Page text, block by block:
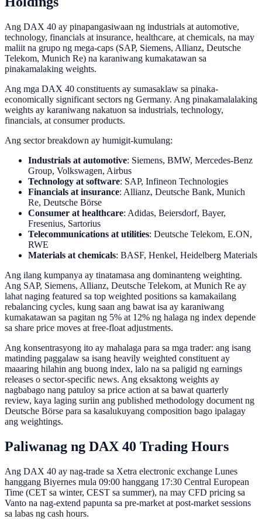
Ang DAX 40 ay pinapangasiwaan ng industrials at automotive,
technology, financials at insurance, healthcare, at chemicals, na may
maliit na grupo ng mega-caps (SAP, Siemens, Allianz, Deutsche
Telekom, Munich Re) na karaniwang kumakatawan sa
pinakamalaking weights.
Ang mga DAX 40 constituents ay sumasaklaw sa pinaka-
economically significant sectors ng Germany. Ang pinakamalalaking
weights ay karaniwang nakatuon sa industrials, technology,
financials, at consumer products.
Ang sector breakdown ay humigit-kumulang:
Industrials at automotive: Siemens, BMW, Mercedes-Benz
Group, Volkswagen, Airbus
Technology at software: SAP, Infineon Technologies
Financials at insurance: Allianz, Deutsche Bank, Munich
Re, Deutsche Börse
Consumer at healthcare: Adidas, Beiersdorf, Bayer,
Fresenius, Sartorius
Telecommunications at utilities: Deutsche Telekom, E.ON,
RWE
Materials at chemicals: BASF, Henkel, Heidelberg Materials
Ang ilang kumpanya ay tinatamasa ang dominanteng weighting.
Ang SAP, Siemens, Allianz, Deutsche Telekom, at Munich Re ay
lahat naging featured sa top weighted positions sa kamakailang
rebalancing cycles, kung saan ang bawat isa ay karaniwang
kumakatawan sa pagitan ng 5% at 12% ng halaga ng index depende
sa share price moves at free-float adjustments.
Ang konsentrasyong ito ay mahalaga para sa mga trader: ang isang
matinding paggalaw sa isang heavily weighted constituent ay
maaaring hilahin ang buong index, lalo na sa paligid ng earnings
releases o sector-specific news. Ang eksaktong weights ay
nagbabago nang patuloy sa price action at sa bawat quarterly
review, kaya laging suriin ang published methodology document ng
Deutsche Börse para sa kasalukuyang composition bago ipalagay
ang weightings.
Paliwanag ng DAX 40 Trading Hours
Ang DAX 40 ay nag-trade sa Xetra electronic exchange Lunes
hanggang Biyernes mula 09:00 hanggang 17:30 Central European
Time (CET sa winter, CEST sa summer), na may CFD pricing sa
Vanto na nag-extend papunta sa pre-market at post-market sessions
sa labas ng cash hours.